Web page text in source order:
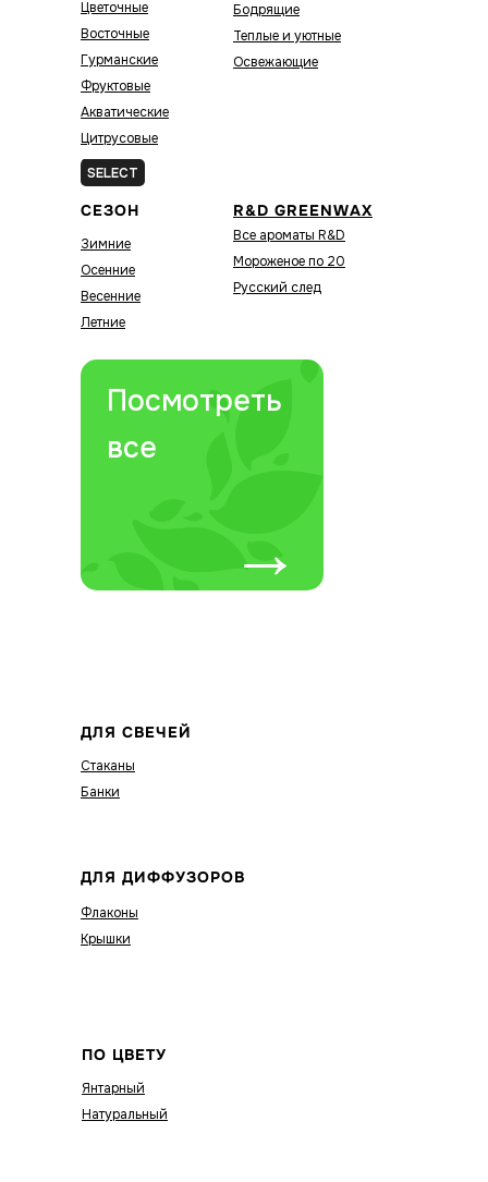
Цветочные
Восточные
Гурманские
Фруктовые
Акватические
Цитрусовые
Зелёные
Бодрящие
Теплые и уютные
Освежающие
R&D GREENWAX
Все ароматы R&D
Мороженое по 20
Русский след
СЕЗОН
Зимние
Осенние
Весенние
Летние
Посмотреть
все
→
SELECT
ДЛЯ СВЕЧЕЙ
Стаканы
Банки
ДЛЯ ДИФФУЗОРОВ
Флаконы
Крышки
ПО ЦВЕТУ
Янтарный
Натуральный